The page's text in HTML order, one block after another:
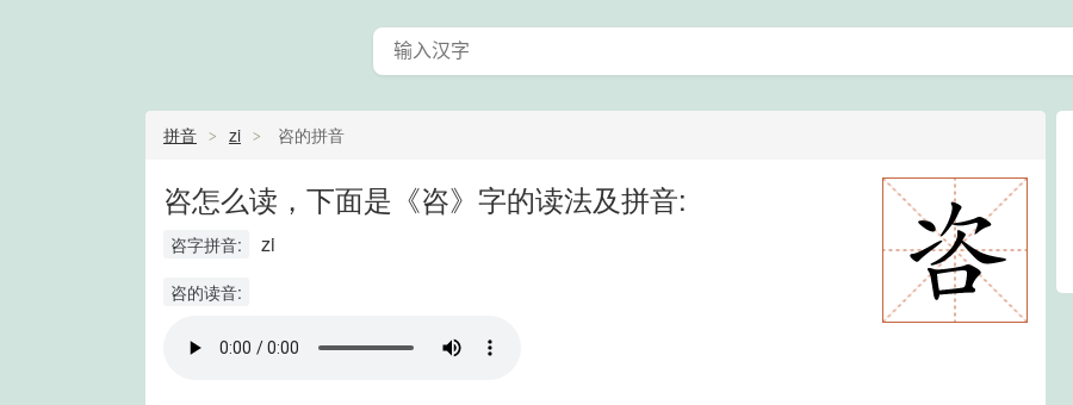
拼音 zi 咨的拼音
咨怎么读，下面是《咨》字的读法及拼音:
咨字拼音: zi
咨的读音: